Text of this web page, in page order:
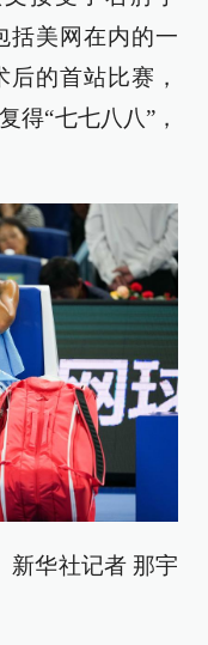
括美网在内的一
的首站比赛，
得“七七八八”，
新华社记者 那宇